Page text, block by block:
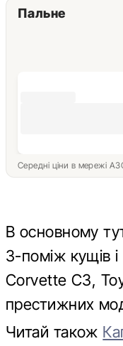
Пальне
Середні ціни в мережі
В основному
З-поміж кущів
Corvette C3,
престижних
Читай також